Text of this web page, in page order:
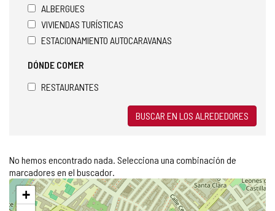
ALBERGUES
VIVIENDAS TURÍSTICAS
ESTACIONAMIENTO AUTOCARAVANAS
DÓNDE COMER
RESTAURANTES
BUSCAR EN LOS ALREDEDORES
No hemos encontrado nada. Selecciona una combinación de
marcadores en el buscador.
Saltar
mapa
+